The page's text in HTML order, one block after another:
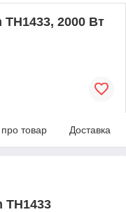
2000 Вт
про товар Доставка
TH1433